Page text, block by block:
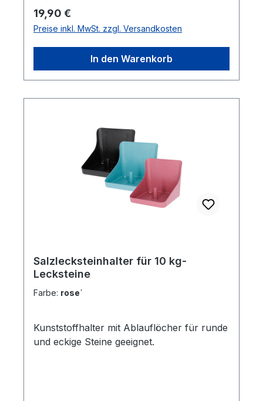
übereinander verwenden. Der Safe-T-Tie
ist einfach mitzunehmen und
wiederverwendbar. Ein Sicherheitsanbinder
auf den kein Pferdebesitzer verzichten
sollte. Der Safe-T-Ties wird im Doppelpack
geliefert und ist in verschiedenen Farben
Regulärer Preis:
19,90 €
Preise inkl. MwSt. zzgl. Versandkosten
In den Warenkorb
Salzlecksteinhalter für 10 kg-
Lecksteine
Farbe: rose´
Kunststoffhalter mit Ablauflöcher für runde
und eckige Steine geeignet.